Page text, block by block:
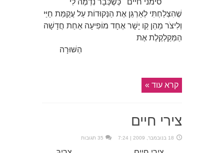
שֶׁהִצְלַחְתִּי לְאַרְגֵּן אֶת הַנְּקוּדוֹת עַל עֲקֻמַּת חַיַּי
וְלִיצֹר מֵהֵן קַו יָשָׁר אֶחָד מוֹפִיעָה אַחַת חֲדָשָׁה
הַמְּקַלְקֶלֶת אֶת
הַשּׁוּרָה
קרא עוד »
צירי חיים
18 בנובמבר, 2009 | 7:24 35 תגובות